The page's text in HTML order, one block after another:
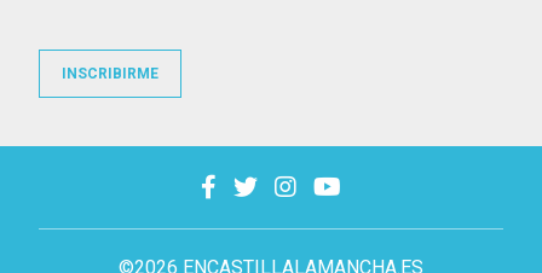
©2026 ENCASTILLALAMANCHA.ES
INSCRIBIRME